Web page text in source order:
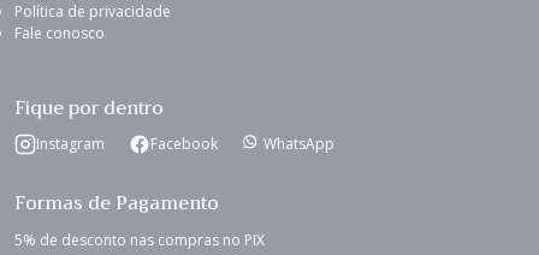
Política de privacidade
Fale conosco
Fique por dentro
Instagram Facebook WhatsApp
Formas de Pagamento
5% de desconto nas compras no PIX